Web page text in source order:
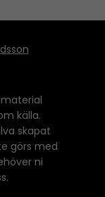
källa.
skapat
görs med
ni